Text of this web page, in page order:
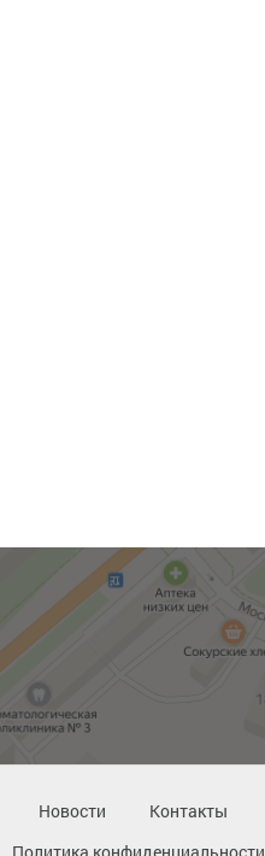
Новости Контакты